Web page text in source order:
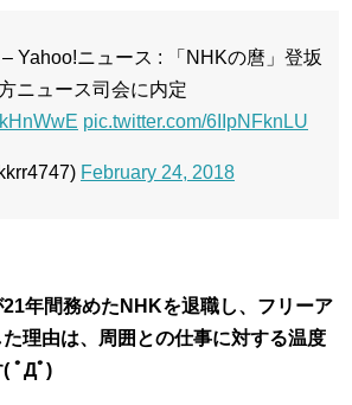
Yahoo!ニュース : 「NHKの麿」登坂
ニュース司会に内定
pic.twitter.com/6IIpNFknLU
February 24, 2018
年間務めたNHKを退職し、フリーア
理由は、周囲との仕事に対する温度
ﾟДﾟ)